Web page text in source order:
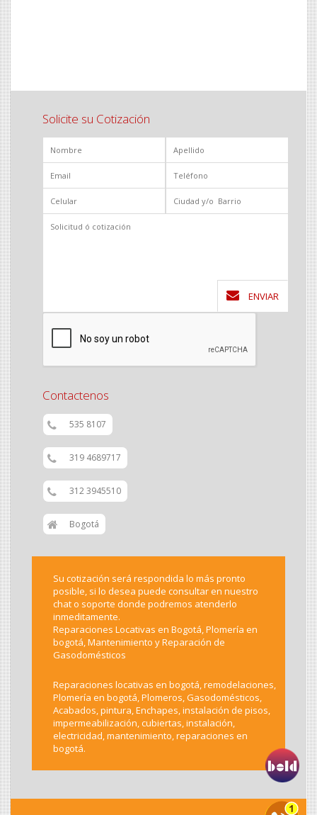
Solicite su Cotización
ENVIAR
Contactenos
535 8107
319 4689717
312 3945510
Bogotá
Su cotización será respondida lo más pronto
posible, si lo desea puede consultar en nuestro
chat o soporte donde podremos atenderlo
inmeditamente.
Reparaciones Locativas en Bogotá, Plomería en
bogotá, Mantenimiento y Reparación de
Gasodomésticos
Reparaciones locativas en bogotá, remodelaciones,
Plomería en bogotá, Plomeros, Gasodomésticos,
Acabados, pintura, Enchapes, instalación de pisos,
impermeabilización, cubiertas, instalación,
electricidad, mantenimiento, reparaciones en
bogotá.